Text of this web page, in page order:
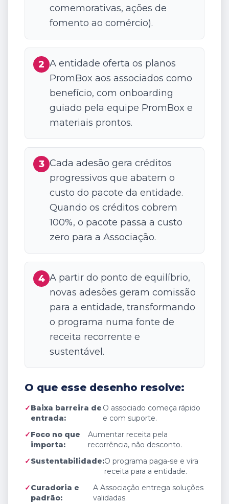
comemorativas, ações de
fomento ao comércio).
2 A entidade oferta os planos
PromBox aos associados como
benefício, com onboarding
guiado pela equipe PromBox e
materiais prontos.
3 Cada adesão gera créditos
progressivos que abatem o
custo do pacote da entidade.
Quando os créditos cobrem
100%, o pacote passa a custo
zero para a Associação.
4 A partir do ponto de equilíbrio,
novas adesões geram comissão
para a entidade, transformando
o programa numa fonte de
receita recorrente e
sustentável.
O que esse desenho resolve:
✓Baixa barreira de
entrada:
O associado começa rápido
e com suporte.
✓Foco no que
importa:
Aumentar receita pela
recorrência, não desconto.
✓Sustentabilidade:O programa paga-se e vira
receita para a entidade.
✓Curadoria e
padrão:
A Associação entrega soluções
validadas.